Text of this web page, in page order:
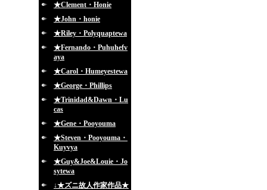
★Clement・Honie
★John・honie
★Riley・Polyquaptewa
★Fernando・Puhuhefv
aya
★Carol・Humeyestewa
★George・Phillips
★Trinidad&Dawn・Lu
cas
★Gene・Pooyouma
★Steven・Pooyouma・
Kuyvya
★Guy&Joe&Louie・Jo
sytewa
↓★ズニ故人作家作品★